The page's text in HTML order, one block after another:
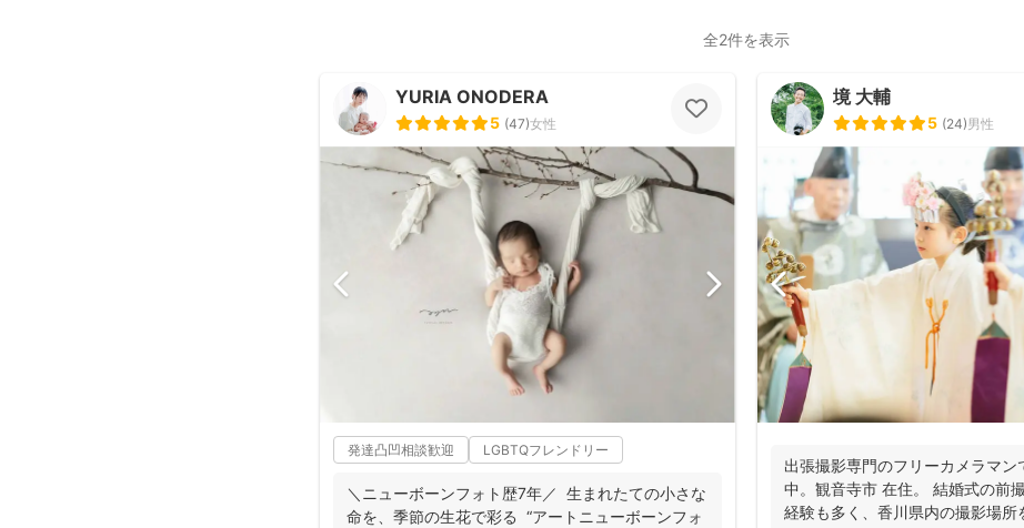
全2件を表示
YURIA ONODERA
5 (47)女性
発達凸凹相談歓迎 LGBTQフレンドリー
＼ニューボーンフォト歴7年／ 生まれたての小さな
命を、季節の生花で彩る “アートニューボーンフォ
境 大輔
5 (24)男性
出張撮影専門のフリーカメラマン
中。観音寺市 在住。 結婚式の前
経験も多く、香川県内の撮影場所
撮影基本料